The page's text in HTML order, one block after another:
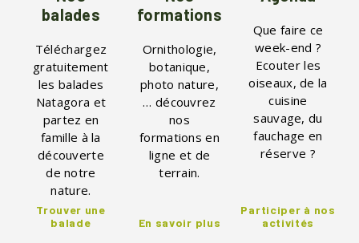
balades
Téléchargez
gratuitement
les balades
Natagora et
partez en
famille à la
découverte
de notre
nature.
Trouver une
balade
formations
Ornithologie,
botanique,
photo nature,
… découvrez
nos
formations en
ligne et de
terrain.
En savoir plus
Que faire ce
week-end ?
Ecouter les
oiseaux, de la
cuisine
sauvage, du
fauchage en
réserve ?
Participer à nos
activités